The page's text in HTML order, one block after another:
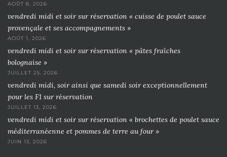
AOÛT 8, 2026
vendredi midi et soir sur réservation « cuisse de poulet sauce
provençale et ses accompagnements »
AOÛT 1, 2026
vendredi midi et soir sur réservation « pâtes fraîches
bolognaise »
JUILLET 25, 2026
vendredi midi, soir ainsi que samedi soir exceptionnellement
pour les F1 sur réservation
JUILLET 13, 2026
vendredi midi et soir sur réservation « brochettes de poulet sauce
méditerranéenne et pommes de terre au four »
JUIN 13, 2026